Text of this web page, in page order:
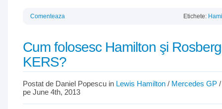
Comenteaza Etichete:
Cum folosesc Hamilton şi
KERS?
Postat de Daniel Popescu in Lewis Hamilton / Mercedes GP
pe June 4th, 2013